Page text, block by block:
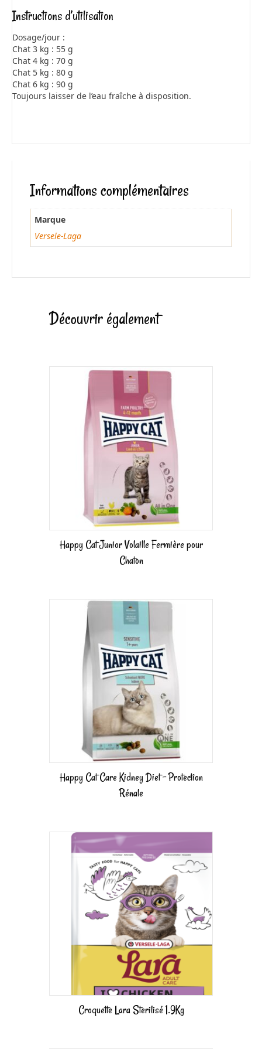
Instructions d’utilisation
Dosage/jour :
Chat 3 kg : 55 g
Chat 4 kg : 70 g
Chat 5 kg : 80 g
Chat 6 kg : 90 g
Toujours laisser de l’eau fraîche à disposition.
Informations complémentaires
Marque
Versele-Laga
Découvrir également
Happy Cat Junior Volaille Fermière pour
Chaton
Happy Cat Care Kidney Diet – Protection
Rénale
Croquette Lara Sterilisé 1.9Kg